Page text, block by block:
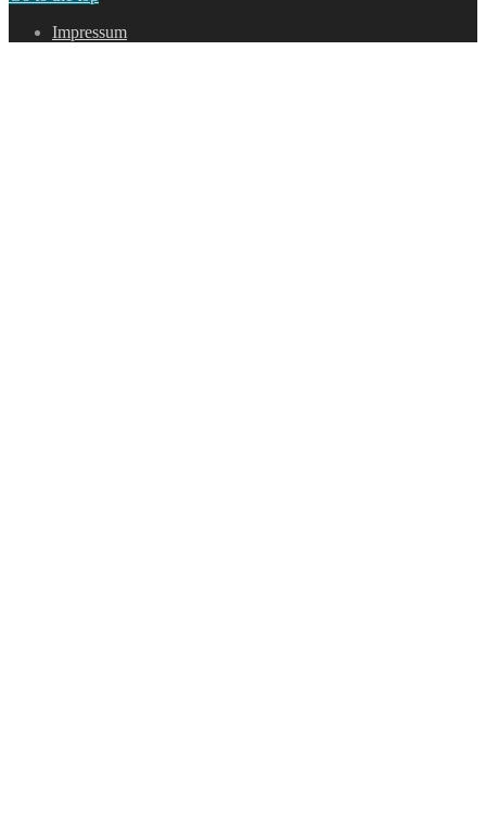
Impressum